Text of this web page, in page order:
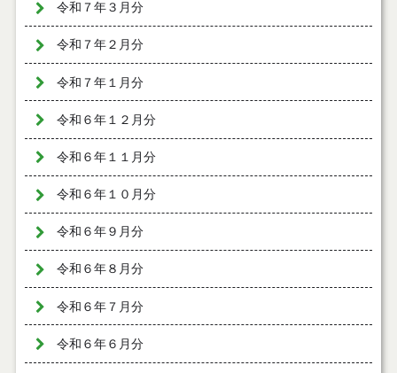
令和７年３月分
令和７年２月分
令和７年１月分
令和６年１２月分
令和６年１１月分
令和６年１０月分
令和６年９月分
令和６年８月分
令和６年７月分
令和６年６月分